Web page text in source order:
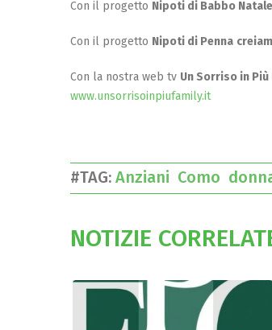
Con il progetto Nipoti di Babbo
Con il progetto Nipoti di Penna
Con la nostra web tv Un Sorriso in Più
www.unsorrisoinpiufamily.it
#TAG: Anziani Como
NOTIZIE